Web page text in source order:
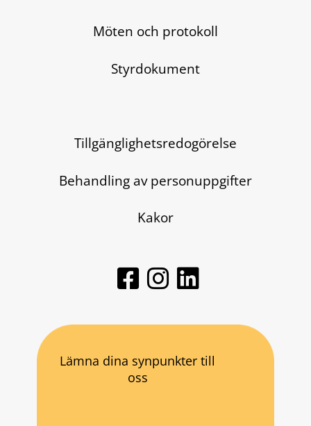
Möten och protokoll
Styrdokument
Tillgänglighetsredogörelse
Behandling av personuppgifter
Kakor
Lämna dina synpunkter till
oss